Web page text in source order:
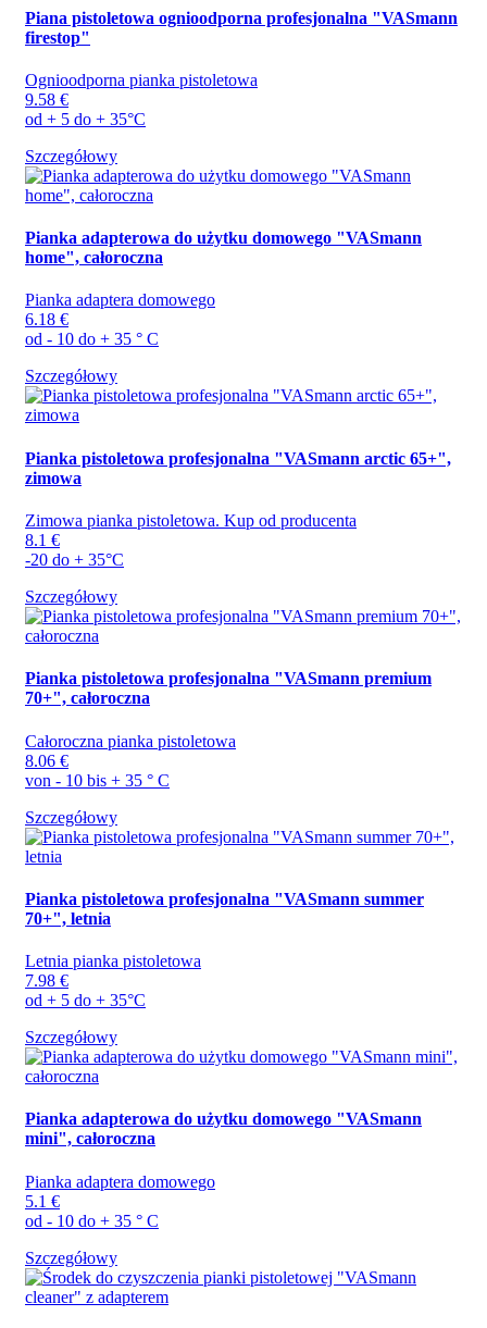
Piana pistoletowa ognioodporna profesjonalna "VASmann
firestop"
Ognioodporna pianka pistoletowa
9.58 €
od + 5 do + 35°C
Szczegółowy
Pianka adapterowa do użytku domowego "VASmann
home", całoroczna
Pianka adaptera domowego
6.18 €
od - 10 do + 35 ° C
Szczegółowy
Pianka pistoletowa profesjonalna "VASmann arctic 65+",
zimowa
Zimowa pianka pistoletowa. Kup od producenta
8.1 €
-20 do + 35°C
Szczegółowy
Pianka pistoletowa profesjonalna "VASmann premium
70+", całoroczna
Całoroczna pianka pistoletowa
8.06 €
von - 10 bis + 35 ° C
Szczegółowy
Pianka pistoletowa profesjonalna "VASmann summer
70+", letnia
Letnia pianka pistoletowa
7.98 €
od + 5 do + 35°C
Szczegółowy
Pianka adapterowa do użytku domowego "VASmann
mini", całoroczna
Pianka adaptera domowego
5.1 €
od - 10 do + 35 ° C
Szczegółowy